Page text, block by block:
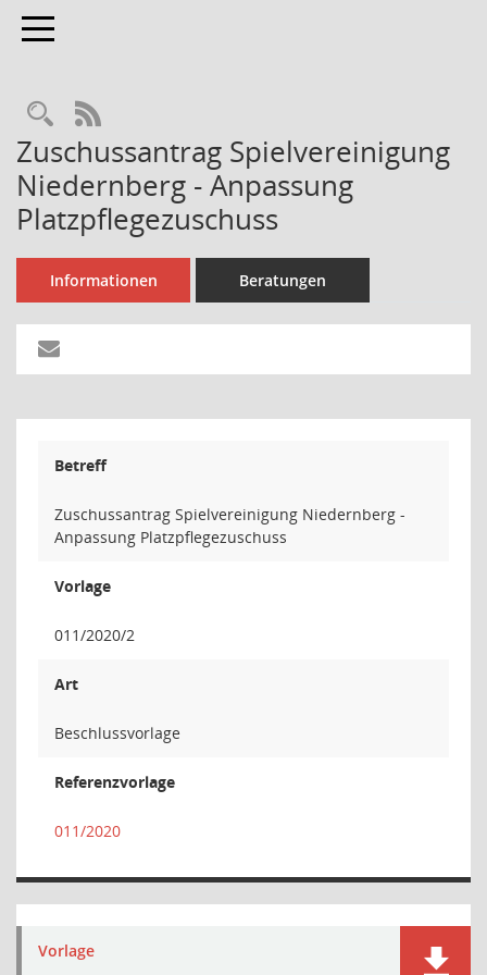
Toggle navigation
Rechercheauswahl
RSS-Feed
Zuschussantrag Spielvereinigung
Niedernberg - Anpassung
Platzpflegezuschuss
Informationen Beratungen
Betreff
Zuschussantrag Spielvereinigung Niedernberg -
Anpassung Platzpflegezuschuss
Vorlage
011/2020/2
Art
Beschlussvorlage
Referenzvorlage
011/2020
Vorlage